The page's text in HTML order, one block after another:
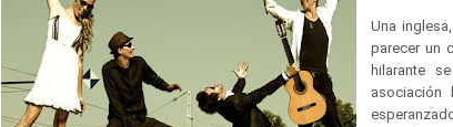
Una
parecer un
hilarante